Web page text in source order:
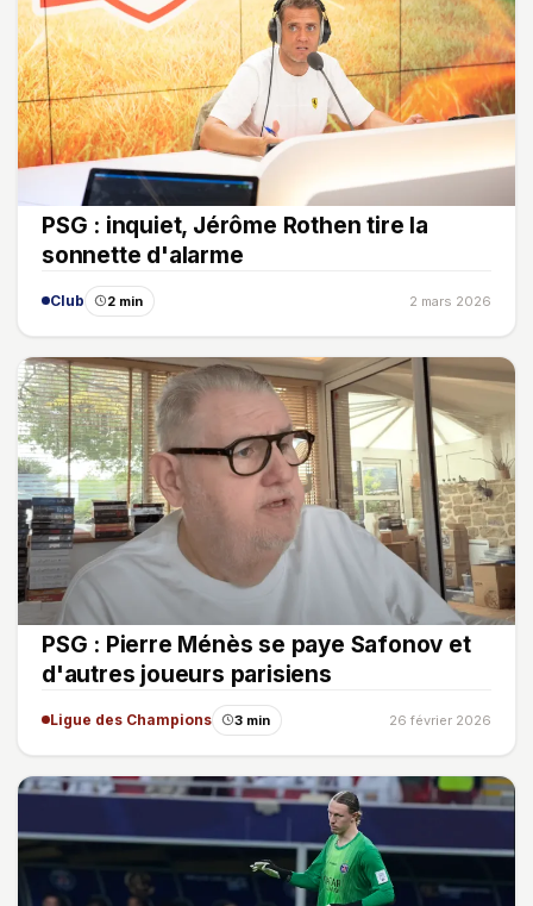
PSG : inquiet, Jérôme Rothen tire la
sonnette d'alarme
Club 2 min 2 mars 2026
PSG : Pierre Ménès se paye Safonov et
d'autres joueurs parisiens
Ligue des Champions 3 min 26 février 2026